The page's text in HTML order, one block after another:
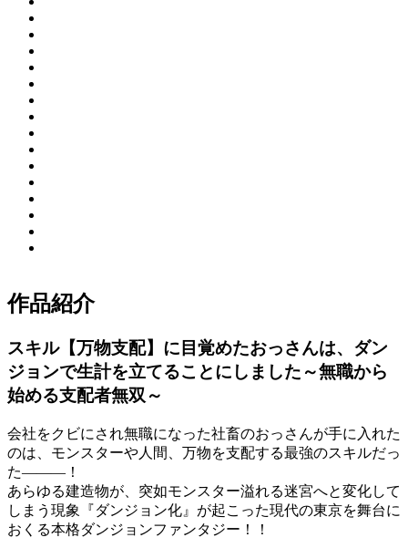
作品紹介
スキル【万物支配】に目覚めたおっさんは、ダン
ジョンで生計を立てることにしました～無職から
始める支配者無双～
会社をクビにされ無職になった社畜のおっさんが手に入れた
のは、モンスターや人間、万物を支配する最強のスキルだっ
た―――！
あらゆる建造物が、突如モンスター溢れる迷宮へと変化して
しまう現象『ダンジョン化』が起こった現代の東京を舞台に
おくる本格ダンジョンファンタジー！！